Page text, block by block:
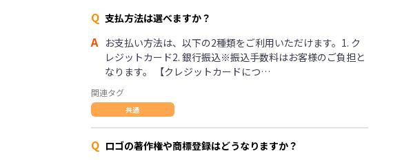
Q 支払方法は選べますか？
A お支払い方法は、以下の2種類をご利用いただけます。1. ク
レジットカード2. 銀行振込※振込手数料はお客様のご負担と
なります。 【クレジットカードにつ…
関連タグ
共通
Q ロゴの著作権や商標登録はどうなりますか？